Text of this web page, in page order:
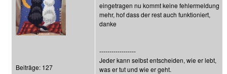
Beiträge: 127
eingetragen nu kommt keine fehlermeldung
mehr, hof dass der rest auch funktioniert,
danke
------------------
Jeder kann selbst entscheiden, wie er lebt,
was er tut und wie er geht.